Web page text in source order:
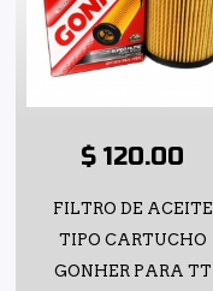
$ 120.00
FILTRO DE ACEITE
TIPO CARTUCHO
GONHER PARA TT